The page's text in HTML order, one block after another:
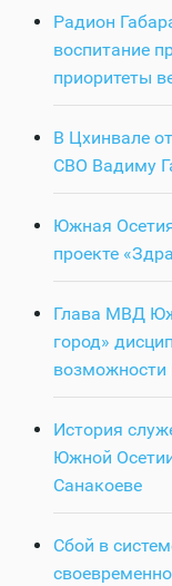
Радион
воспитание
приоритеты
В Цхинвале
СВО Вадиму
Южная
проекте
Глава МВД
город»
возможности
История
Южной
Санакоеве
Сбой в